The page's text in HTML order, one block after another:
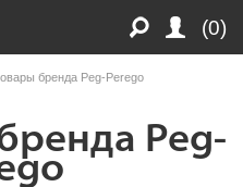
(0)
бренда Peg-Perego
Peg-